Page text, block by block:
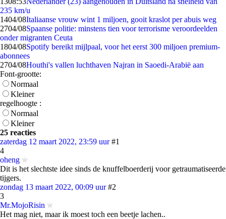
235 km/u
1404/08Italiaanse vrouw wint 1 miljoen, gooit kraslot per abuis weg
2704/08Spaanse politie: minstens tien voor terrorisme veroordeelden
onder migranten Ceuta
1804/08Spotify bereikt mijlpaal, voor het eerst 300 miljoen premium-
abonnees
2704/08Houthi's vallen luchthaven Najran in Saoedi-Arabië aan
Font-grootte:
Normaal
Kleiner
regelhoogte :
Normaal
Kleiner
25 reacties
zaterdag 12 maart 2022, 23:59 uur #1
4
oheng
Dit is het slechtste idee sinds de knuffelboerderij voor getraumatiseerde
tijgers.
zondag 13 maart 2022, 00:09 uur #2
3
Mr.MojoRisin
Het mag niet, maar ik moest toch een beetje lachen..